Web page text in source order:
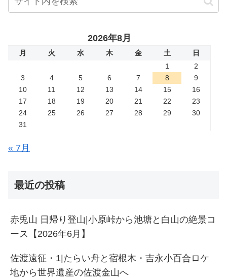
2026年8月
月 火 水 木 金 土
日
1
2
3
4 5 6 7 8
9
10
11 12 13 14 15
16
17
18 19 20 21 22
23
24
25 26 27 28 29
30
31
« 7月
最近の投稿
赤兎山 日帰り登山|小原峠から池塘と白山の絶景コ
ース【2026年6月】
佐渡遠征・1|たらい舟と宿根木・吉永小百合ロケ
地から世界遺産の佐渡金山へ